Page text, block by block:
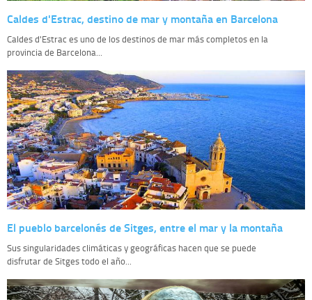
Caldes d'Estrac, destino de mar y montaña en Barcelona
Caldes d'Estrac es uno de los destinos de mar más completos en la
provincia de Barcelona...
El pueblo barcelonés de Sitges, entre el mar y la montaña
Sus singularidades climáticas y geográficas hacen que se puede
disfrutar de Sitges todo el año...